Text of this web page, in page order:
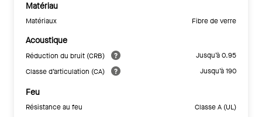
Matériau
Matériaux Fibre de verre
Acoustique
Réduction du bruit (CRB)
Jusqu’à 0.95
Classe d’articulation (CA)
Jusqu’à 190
Feu
Résistance au feu Classe A (UL)